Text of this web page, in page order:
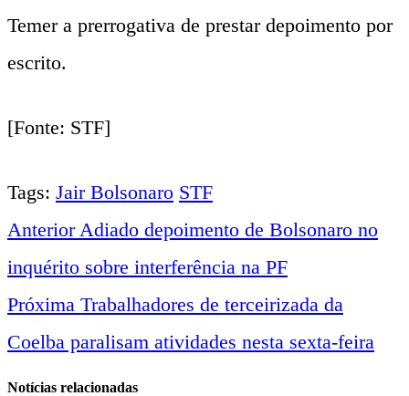
Temer a prerrogativa de prestar depoimento por
escrito.
[Fonte: STF]
Tags: Jair Bolsonaro STF
Navegação
entre
notícias
AnteriorAdiado depoimento de Bolsonaro no
inquérito sobre interferência na PF
Próxima Trabalhadores de terceirizada da
Coelba paralisam atividades nesta sexta-feira
Notícias relacionadas